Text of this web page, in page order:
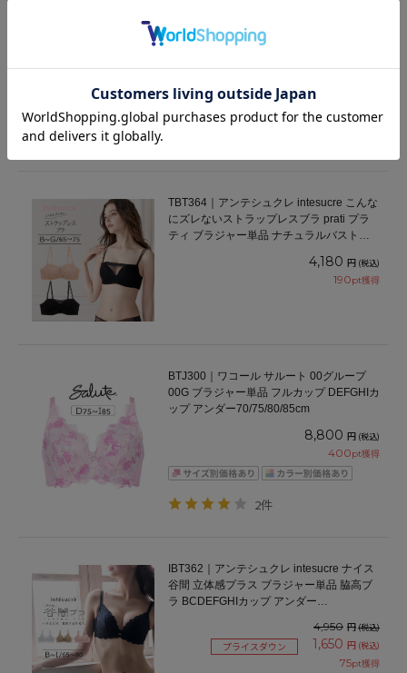
ダー 65/70/75cm
プライスダウン 2,145 円(税込)
TBT364｜アンテシュクレ intesucre こんな
にズレないストラップレスブラ prati プラ
ティ ブラジャー単品 ナチュラルバストメ
4,180 円 (税込)
190pt獲得
BTJ300｜ワコール サルート 00グループ
00G ブラジャー単品 フルカップ DEFGHIカ
ップ アンダー70/75/80/85cm
8,800 円 (税込)
400pt獲得
2件
IBT362｜アンテシュクレ intesucre ナイス
谷間 立体感プラス ブラジャー単品 脇高ブ
ラ BCDEFGHIカップ アンダー
4,950 円(税込)
プライスダウン 1,650 円 (税込)
75pt獲得